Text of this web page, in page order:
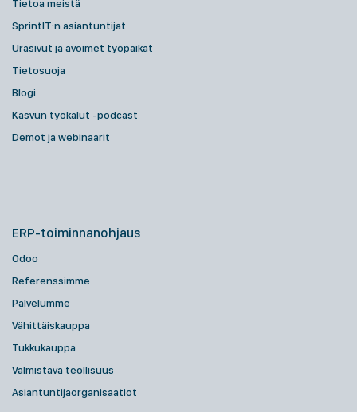
Tietoa meistä
SprintIT:n asiantuntijat
Urasivut ja avoimet työpaikat
Tietosuoja
Blogi
Kasvun työkalut -podcast
Demot ja webinaarit
ERP-toiminnanohjaus
Odoo
Referenssimme
Palvelumme
Vähittäiskauppa
Tukkukauppa
Valmistava teollisuus
Asiantuntijaorganisaatiot